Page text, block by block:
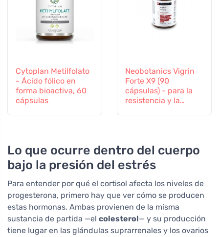
Cytoplan Metilfolato
- Ácido fólico en
forma bioactiva, 60
cápsulas
Neobotanics Vigrin
Forte X9 (90
cápsulas) - para la
resistencia y la
Lo que ocurre dentro del cuerpo
bajo la presión del estrés
Para entender por qué el cortisol afecta los niveles de
progesterona, primero hay que ver cómo se producen
estas hormonas. Ambas provienen de la misma
sustancia de partida —el colesterol— y su producción
tiene lugar en las glándulas suprarrenales y los ovarios